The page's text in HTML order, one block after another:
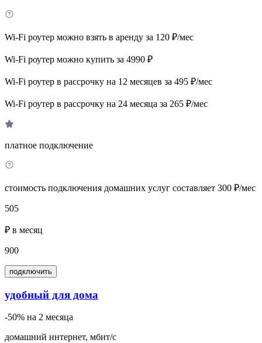
Wi-Fi роутер можно взять в аренду за 120 ₽/мес
Wi-Fi роутер можно купить за 4990 ₽
Wi-Fi роутер в рассрочку на 12 месяцев за 495 ₽/мес
Wi-Fi роутер в рассрочку на 24 месяца за 265 ₽/мес
платное подключение
стоимость подключения домашних услуг составляет 300 ₽/мес
505
₽ в месяц
900
подключить
удобный для дома
-50% на 2 месяца
домашний интернет, мбит/с